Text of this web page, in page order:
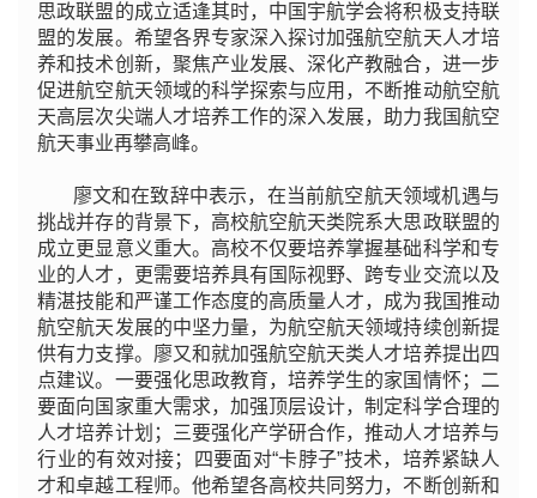
思政联盟的成立适逢其时，中国宇航学会将积极支持联
盟的发展。希望各界专家深入探讨加强航空航天人才培
养和技术创新，聚焦产业发展、深化产教融合，进一步
促进航空航天领域的科学探索与应用，不断推动航空航
天高层次尖端人才培养工作的深入发展，助力我国航空
航天事业再攀高峰。
廖文和在致辞中表示，在当前航空航天领域机遇与
挑战并存的背景下，高校航空航天类院系大思政联盟的
成立更显意义重大。高校不仅要培养掌握基础科学和专
业的人才，更需要培养具有国际视野、跨专业交流以及
精湛技能和严谨工作态度的高质量人才，成为我国推动
航空航天发展的中坚力量，为航空航天领域持续创新提
供有力支撑。廖又和就加强航空航天类人才培养提出四
点建议。一要强化思政教育，培养学生的家国情怀；二
要面向国家重大需求，加强顶层设计，制定科学合理的
人才培养计划；三要强化产学研合作，推动人才培养与
行业的有效对接；四要面对“卡脖子”技术，培养紧缺人
才和卓越工程师。他希望各高校共同努力，不断创新和